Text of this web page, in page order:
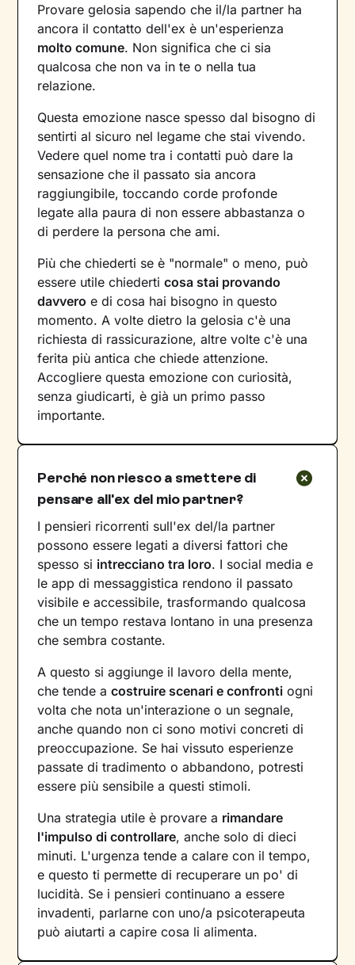
Provare gelosia sapendo che il/la partner ha
ancora il contatto dell'ex è un'esperienza
molto comune. Non significa che ci sia
qualcosa che non va in te o nella tua
relazione.
Questa emozione nasce spesso dal bisogno di
sentirti al sicuro nel legame che stai vivendo.
Vedere quel nome tra i contatti può dare la
sensazione che il passato sia ancora
raggiungibile, toccando corde profonde
legate alla paura di non essere abbastanza o
di perdere la persona che ami.
Più che chiederti se è "normale" o meno, può
essere utile chiederticosa stai provando
davvero e di cosa hai bisogno in questo
momento. A volte dietro la gelosia c'è una
richiesta di rassicurazione, altre volte c'è una
ferita più antica che chiede attenzione.
Accogliere questa emozione con curiosità,
senza giudicarti, è già un primo passo
importante.
Perché non riesco a smettere di
pensare all'ex del mio partner?
I pensieri ricorrenti sull'ex del/la partner
possono essere legati a diversi fattori che
spesso si intrecciano tra loro. I social media e
le app di messaggistica rendono il passato
visibile e accessibile, trasformando qualcosa
che un tempo restava lontano in una presenza
che sembra costante.
A questo si aggiunge il lavoro della mente,
che tende acostruire scenari e confronti ogni
volta che nota un'interazione o un segnale,
anche quando non ci sono motivi concreti di
preoccupazione. Se hai vissuto esperienze
passate di tradimento o abbandono, potresti
essere più sensibile a questi stimoli.
Una strategia utile è provare a rimandare
l'impulso di controllare, anche solo di dieci
minuti. L'urgenza tende a calare con il tempo,
e questo ti permette di recuperare un po' di
lucidità. Se i pensieri continuano a essere
invadenti, parlarne con uno/a psicoterapeuta
può aiutarti a capire cosa li alimenta.